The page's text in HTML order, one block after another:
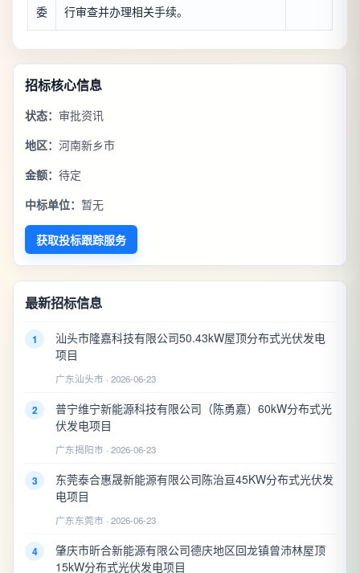
委
行审查并办理相关手续。
招标核心信息
状态： 审批资讯
地区： 河南新乡市
金额： 待定
中标单位： 暂无
获取投标跟踪服务
最新招标信息
1
汕头市隆嘉科技有限公司50.43kW屋顶分布式光伏发电
项目
广东汕头市 · 2026-06-23
2
普宁维宁新能源科技有限公司（陈勇嘉）60kW分布式光
伏发电项目
广东揭阳市 · 2026-06-23
3
东莞泰合惠晟新能源有限公司陈治亘45KW分布式光伏发
电项目
广东东莞市 · 2026-06-23
4
肇庆市昕合新能源有限公司德庆地区回龙镇曾沛林屋顶
15kW分布式光伏发电项目